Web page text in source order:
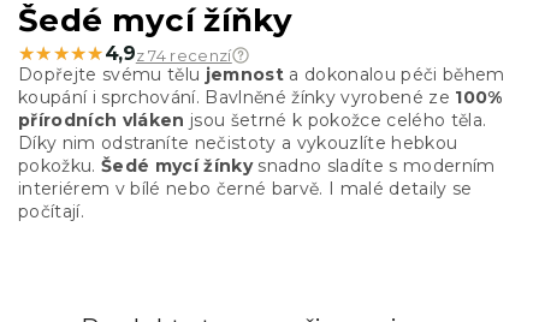
Šedé mycí žíňky
★★★★★
★★★★★4,9z 74 recenzí
Dopřejte svému tělu jemnost a dokonalou péči během
koupání i sprchování. Bavlněné žínky vyrobené ze 100%
přírodních vláken jsou šetrné k pokožce celého těla.
Díky nim odstraníte nečistoty a vykouzlíte hebkou
pokožku. Šedé mycí žínkysnadno sladíte s moderním
interiérem v bílé nebo černé barvě. I malé detaily se
počítají.